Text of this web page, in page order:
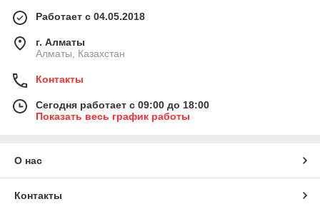
Работает с 04.05.2018
г. Алматы
Алматы, Казахстан
Контакты
Сегодня работает с 09:00 до 18:00
Показать весь график работы
О нас
Контакты